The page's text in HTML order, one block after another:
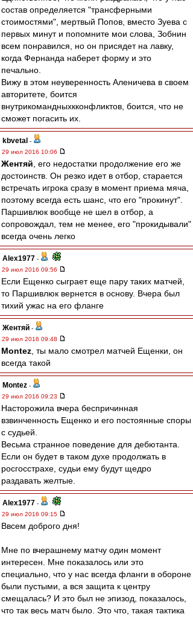
состав определяется "трансферными
стоимостями", мертвый Попов, вместо Зуева с
первых минут и попомните мои слова, Зобнин
всем понравился, но он присядет на лавку,
когда Фернанда наберет форму и это
печально.
Вижу в этом неуверенность Аленичева в своем
авторитете, боится
внутрикомандныхкконфликтов, боится, что не
сможет погасить их.
kbvetal -
29 июл 2016 10:06
Жентяй , его недостатки продолжение его же
достоинств. Он резко идет в отбор, старается
встречать игрока сразу в момент приема мяча,
поэтому всегда есть шанс, что его "прокинут".
Паршивлюк вообще не шел в отбор, а
сопровождал, тем не менее, его "прокидывали"
всегда очень легко
Alex1977 -
29 июл 2016 09:56
Если Ещенко сыграет еще пару таких матчей,
то Паршивлюк вернется в основу. Вчера был
тихий ужас на его фланге
Жентяй -
29 июл 2016 09:48
Montez , ты мало смотрел матчей Ещенки, он
всегда такой
Montez -
29 июл 2016 09:23
Насторожила вчера беспричинная
взвинченность Ещенко и его постоянные споры
с судьей.
Весьма странное поведение для дебютанта.
Если он будет в таком духе продолжать в
росгосстрахе, судьи ему будут щедро
раздавать желтые.
Alex1977 -
29 июл 2016 09:15
Ввсем доброго дня!
Мне по вчерашнему матчу один момент
интересен. Мне показалось или это
специально, что у нас всегда фланги в обороне
были пустыми, а вся защита к центру
смещалась? И это был не эпизод, показалось,
что так весь матч было. Это что, такая тактика